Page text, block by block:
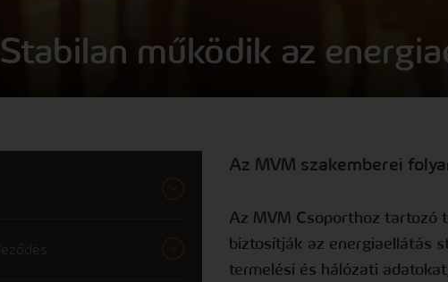
Stabilan működik az
Az MVM szakemberei
Az MVM Csoporthoz tartozó
biztosítják az energiaellátás
termelési és hálózati